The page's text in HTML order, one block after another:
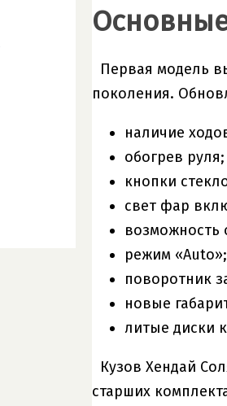
Первая модель
поколения.
наличие
обогрев руля;
кнопки
свет фар
возможность
режим «Auto»;
поворотник
новые
литые диски
Кузов Хендай
старших